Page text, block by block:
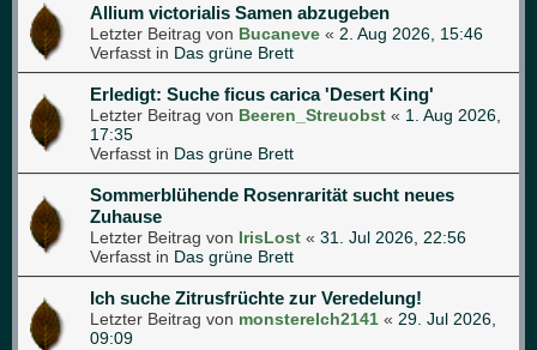
Allium victorialis Samen abzugeben
Letzter Beitrag von Bucaneve « 2. Aug 2026, 15:46
Verfasst in Das grüne Brett
Erledigt: Suche ficus carica 'Desert King'
Letzter Beitrag von Beeren_Streuobst « 1. Aug 2026,
17:35
Verfasst in Das grüne Brett
Sommerblühende Rosenrarität sucht neues
Zuhause
Letzter Beitrag von IrisLost « 31. Jul 2026, 22:56
Verfasst in Das grüne Brett
Ich suche Zitrusfrüchte zur Veredelung!
Letzter Beitrag von monsterelch2141 « 29. Jul 2026,
09:09